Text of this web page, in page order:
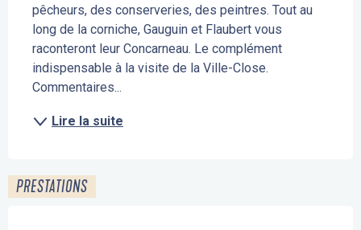
pêcheurs, des conserveries, des peintres. Tout au
long de la corniche, Gauguin et Flaubert vous
raconteront leur Concarneau. Le complément
indispensable à la visite de la Ville-Close.
Commentaires...
Lire la suite
PRESTATIONS